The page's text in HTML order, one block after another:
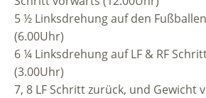
5 ½ Linksdrehung auf den
(6.00Uhr)
6 ¼ Linksdrehung auf LF & RF
(3.00Uhr)
7, 8 LF Schritt zurück, und Gewicht